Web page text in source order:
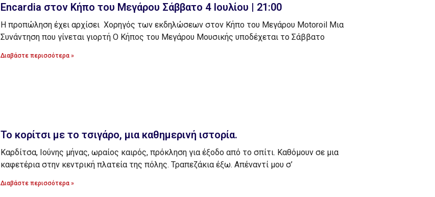
Encardia στον Κήπο του Μεγάρου Σάββατο 4 Ιουλίου | 21:00
Η προπώληση έχει αρχίσει Χορηγός των εκδηλώσεων στον Κήπο του Μεγάρου Μοtoroil Μια
Συνάντηση που γίνεται γιορτή Ο Κήπος του Μεγάρου Μουσικής υποδέχεται το Σάββατο
Διαβάστε περισσότερα »
Το κορίτσι με το τσιγάρο, μια καθημερινή ιστορία.
Καρδίτσα, Ιούνης μήνας, ωραίος καιρός, πρόκληση για έξοδο από το σπίτι. Καθόμουν σε μια
καφετέρια στην κεντρική πλατεία της πόλης. Τραπεζάκια έξω. Απέναντί μου σ’
Διαβάστε περισσότερα »